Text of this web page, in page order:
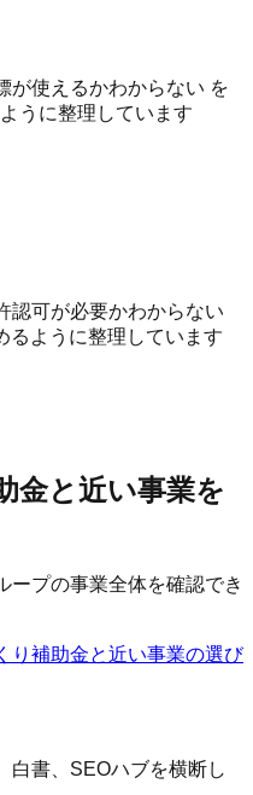
が使えるかわからない を
うに整理しています
認可が必要かわからない
るように整理しています
金と近い事業を
ープの事業全体を確認でき
り補助金と近い事業の選び
白書、SEOハブを横断し